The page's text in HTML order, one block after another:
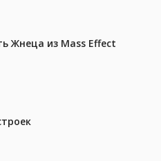
Жнеца из Mass Effect